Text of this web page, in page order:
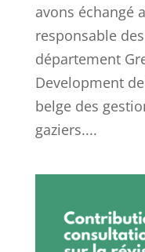
avons échangé
responsable
département
Development
belge des
gaziers....